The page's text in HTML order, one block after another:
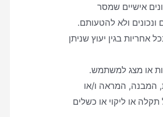
אישיים שמסר
ולא להטעותם.
אחריות בגין יעוץ שניתן
או מצג למשתמש.
המבנה, המראה ו/או
או ליקוי או כשלים